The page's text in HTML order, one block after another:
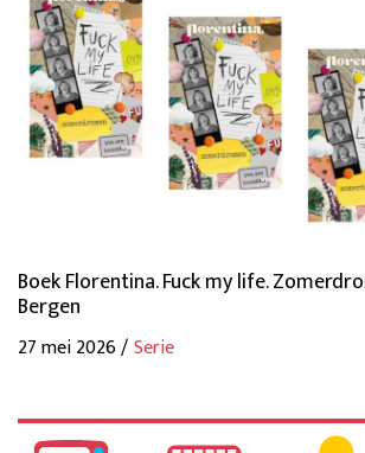
Boek Florentina. Fuck my life.
Bergen
27 mei 2026 /Serie